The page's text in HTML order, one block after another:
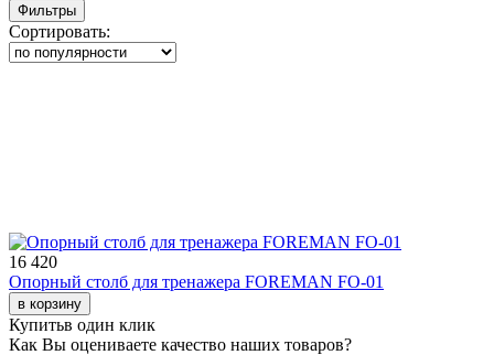
Фильтры
Сортировать:
16 420
Опорный столб для тренажера FOREMAN FO-01
в корзину
Купитьв один клик
Как Вы оцениваете качество наших товаров?